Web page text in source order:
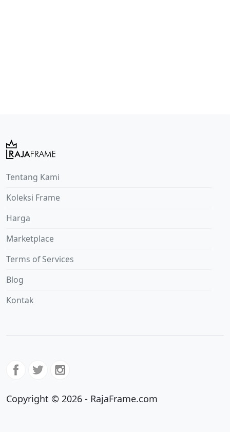
Tentang Kami
Koleksi Frame
Harga
Marketplace
Terms of Services
Blog
Kontak
Copyright © 2026 - RajaFrame.com